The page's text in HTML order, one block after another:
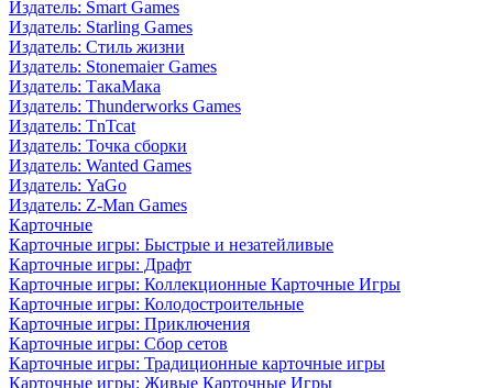
Издатель: Smart Games
Издатель: Starling Games
Издатель: Стиль жизни
Издатель: Stonemaier Games
Издатель: ТакаМака
Издатель: Thunderworks Games
Издатель: TnTcat
Издатель: Точка сборки
Издатель: Wanted Games
Издатель: YaGo
Издатель: Z-Man Games
Карточные
Карточные игры: Быстрые и незатейливые
Карточные игры: Драфт
Карточные игры: Коллекционные Карточные Игры
Карточные игры: Колодостроительные
Карточные игры: Приключения
Карточные игры: Сбор сетов
Карточные игры: Традиционные карточные игры
Карточные игры: Живые Карточные Игры